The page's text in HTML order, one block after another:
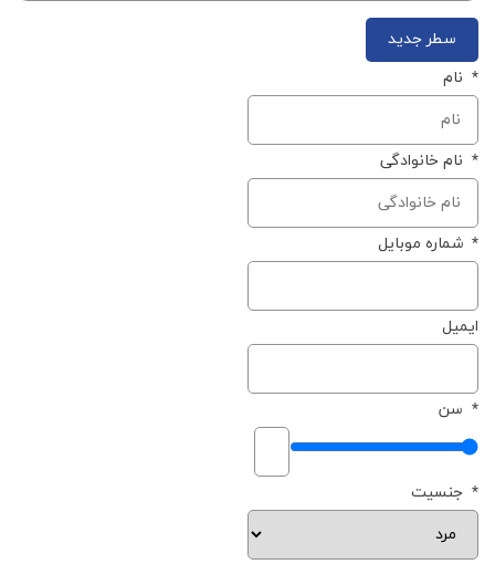
سطر جدید
نام *
نام خانوادگی *
شماره موبایل *
ایمیل
سن *
جنسیت *